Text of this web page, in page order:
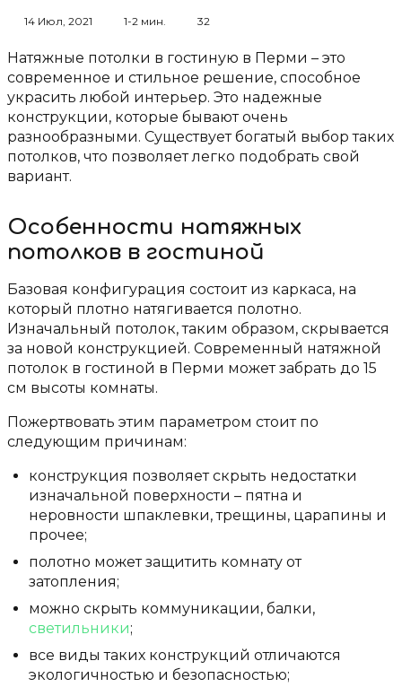
14 Июл, 2021 1-2 мин. 32
Натяжные потолки в гостиную в Перми – это
современное и стильное решение, способное
украсить любой интерьер. Это надежные
конструкции, которые бывают очень
разнообразными. Существует богатый выбор таких
потолков, что позволяет легко подобрать свой
вариант.
Особенности натяжных
потолков в гостиной
Базовая конфигурация состоит из каркаса, на
который плотно натягивается полотно.
Изначальный потолок, таким образом, скрывается
за новой конструкцией. Современный натяжной
потолок в гостиной в Перми может забрать до 15
см высоты комнаты.
Пожертвовать этим параметром стоит по
следующим причинам:
конструкция позволяет скрыть недостатки
изначальной поверхности – пятна и
неровности шпаклевки, трещины, царапины и
прочее;
полотно может защитить комнату от
затопления;
можно скрыть коммуникации, балки,
светильники;
все виды таких конструкций отличаются
экологичностью и безопасностью;